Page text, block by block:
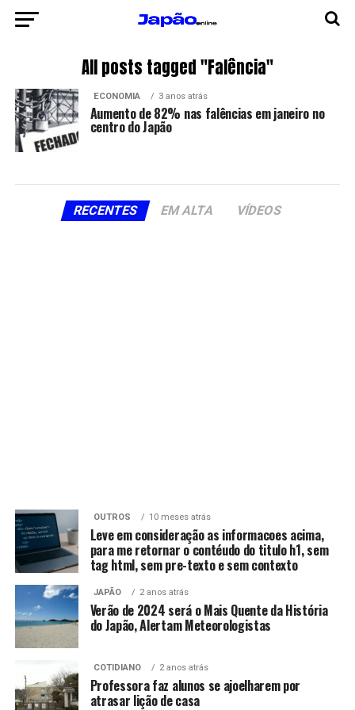
All posts tagged "Falência"
ECONOMIA 3 anos atrás
Aumento de 82% nas falências em janeiro no
centro do Japão
RECENTES EM ALTA VÍDEOS
OUTROS 10 meses atrás
Leve em consideração as informacoes acima,
para me retornar o contéudo do titulo h1, sem
tag html, sem pre-texto e sem contexto
JAPÃO 2 anos atrás
Verão de 2024 será o Mais Quente da História
do Japão, Alertam Meteorologistas
COTIDIANO 2 anos atrás
Professora faz alunos se ajoelharem por
atrasar lição de casa